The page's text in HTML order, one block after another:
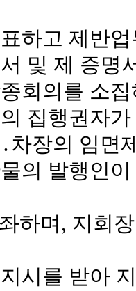
하고 제반
및 제 증명
회의를 소
집행권자
차장의 임면
의 발행인
하며, 지회
시를 받아